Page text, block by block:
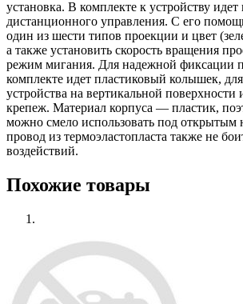
установка. В комплекте к устройству идет
дистанционного управления. С его
один из шести типов проекции и цвет
а также установить скорость вращения
режим мигания. Для надежной фиксации
комплекте идет пластиковый колышек,
устройства на вертикальной поверхности
крепеж. Материал корпуса — пластик,
можно смело использовать под открытым
провод из термоэластопласта также не
воздействий.
Похожие товары